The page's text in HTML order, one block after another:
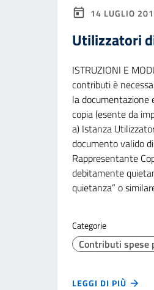
14 LUGLIO
Utilizzatori
ISTRUZIONI E
contributi è
la documentazione
copia (esente da
a) Istanza
documento valido
Rappresentante
debitamente
quietanza” o
Categorie
LEGGI DI PIÙ